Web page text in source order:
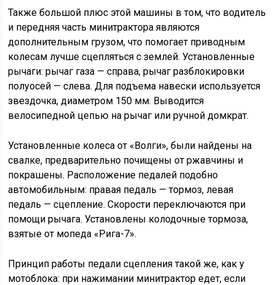
Также большой плюс этой машины в том, что водитель
и передняя часть минитрактора являются
дополнительным грузом, что помогает приводным
колесам лучше сцепляться с землей. Установленные
рычаги: рычаг газа — справа, рычаг разблокировки
полуосей — слева. Для подъема навески используется
звездочка, диаметром 150 мм. Выводится
велосипедной цепью на рычаг или ручной домкрат.
Установленные колеса от «Волги», были найдены на
свалке, предварительно почищены от ржавчины и
покрашены. Расположение педалей подобно
автомобильным: правая педаль — тормоз, левая
педаль — сцепление. Скорости переключаются при
помощи рычага. Установлены колодочные тормоза,
взятые от мопеда «Рига-7».
Принцип работы педали сцепления такой же, как у
мотоблока: при нажимании минитрактор едет, если